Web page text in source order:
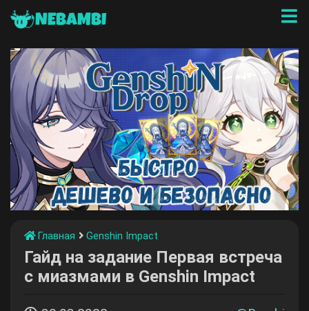
NEBAMBI
Главная Genshin Impact
Гайд на задание Первая встреча
с миазмами в Genshin Impact